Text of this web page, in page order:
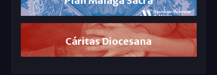
Cáritas Diocesana